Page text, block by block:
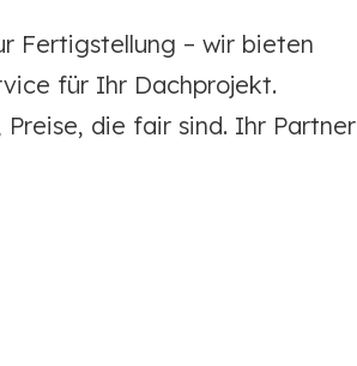
Fertigstellung – wir bieten
für Ihr Dachprojekt.
die fair sind. Ihr Partner